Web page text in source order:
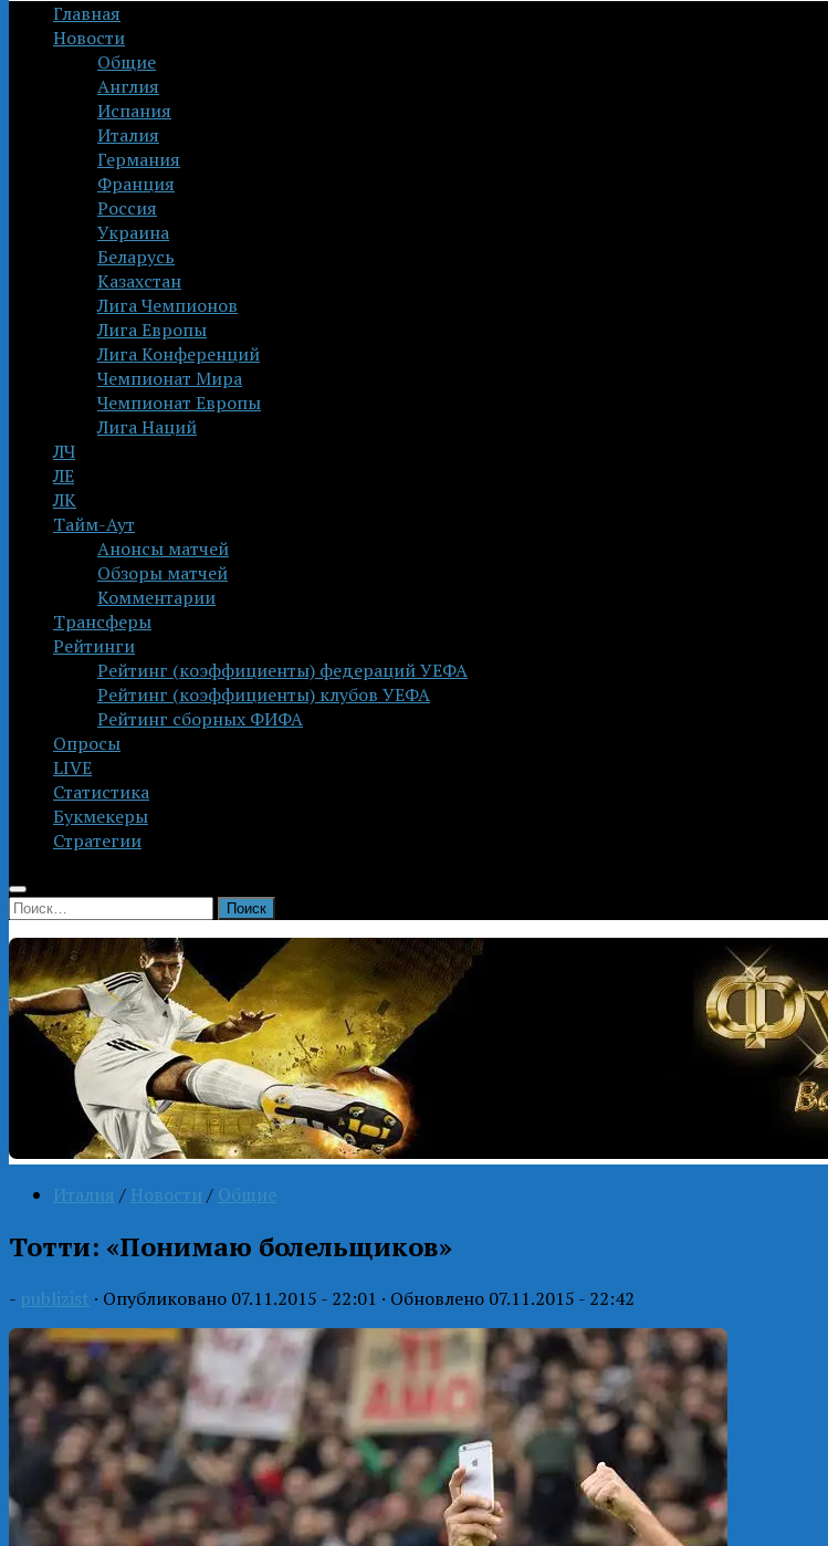
Главная
Новости
Общие
Англия
Испания
Италия
Германия
Франция
Россия
Украина
Беларусь
Казахстан
Лига Чемпионов
Лига Европы
Лига Конференций
Чемпионат Мира
Чемпионат Европы
Лига Наций
ЛЧ
ЛЕ
ЛК
Тайм-Аут
Анонсы матчей
Обзоры матчей
Комментарии
Трансферы
Рейтинги
Рейтинг (коэффициенты) федераций УЕФА
Рейтинг (коэффициенты) клубов УЕФА
Рейтинг сборных ФИФА
Опросы
LIVE
Статистика
Букмекеры
Стратегии
Найти:
Италия / Новости / Общие
Тотти: «Понимаю болельщиков»
- publizist · Опубликовано 07.11.2015 - 22:01 · Обновлено 07.11.2015 - 22:42